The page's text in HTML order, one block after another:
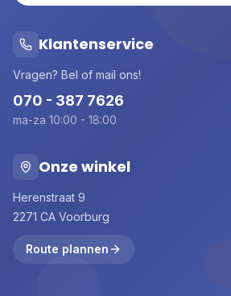
Klantenservice
Vragen? Bel of mail ons!
070 - 387 7626
ma-za 10:00 - 18:00
Onze winkel
Herenstraat 9
2271 CA Voorburg
Route plannen